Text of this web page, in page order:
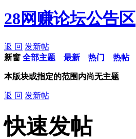
28网赚论坛公告区
返 回 发新帖
新窗 全部主题 最新 热门 热帖
本版块或指定的范围内尚无主题
返 回 发新帖
快速发帖